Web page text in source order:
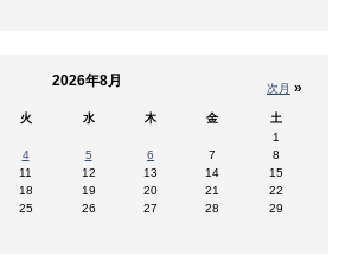
次月 »
2026年8月
火 水 木 金
土
1
4 5 6 7
8
11 12 13 14
15
18 19 20 21
22
25 26 27 28
29